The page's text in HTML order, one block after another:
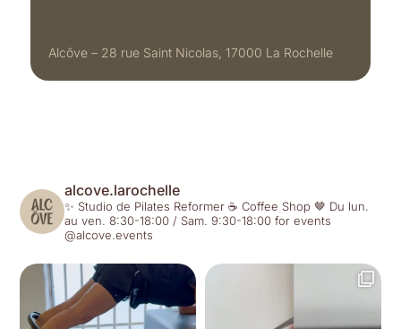
Alcôve – 28 rue Saint Nicolas, 17000 La Rochelle
alcove.larochelle
✨ Studio de Pilates Reformer☕️ Coffee Shop🤎 Du lun.
au ven. 8:30-18:00 / Sam. 9:30-18:00 for events
@alcove.events